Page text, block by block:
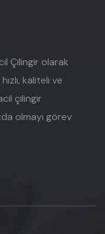
Çilingir olarak
kaliteli ve
çilingir
olmayı görev